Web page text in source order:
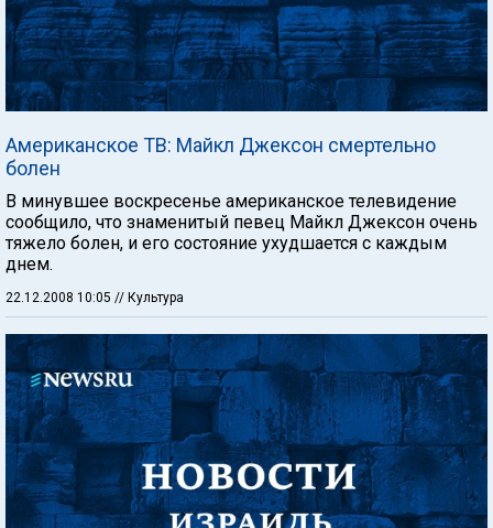
Американское ТВ: Майкл Джексон смертельно
болен
В минувшее воскресенье американское телевидение
сообщило, что знаменитый певец Майкл Джексон очень
тяжело болен, и его состояние ухудшается с каждым
днем.
22.12.2008 10:05 // Культура